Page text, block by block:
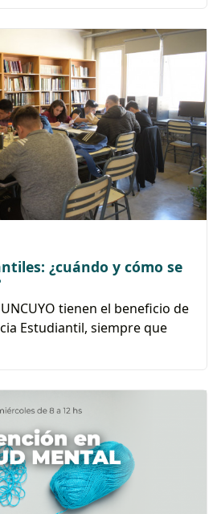
¿cuándo y cómo se
tienen el beneficio de
Estudiantil, siempre que